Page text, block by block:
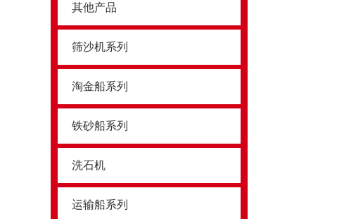
其他产品
筛沙机系列
淘金船系列
铁砂船系列
洗石机
运输船系列